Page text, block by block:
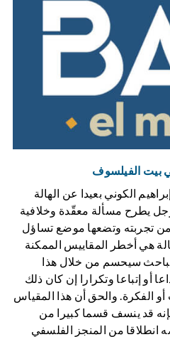
بيت الفيلسوف
الكوني بعيدا عن الهالة
يطرح مسألة معقّدة وخلافية
تجربته وتضعها موضع تساؤل
هي أخطر المقاييس الممكنة
الباحث سيحسم من خلال هذا
أو إتباعا وتكرارا إن كان ذلك
الفكرة. والحق أن هذا المقياس
قد ينسف قسما كبيرا من
انطلاقا من المنجز الفلسفي